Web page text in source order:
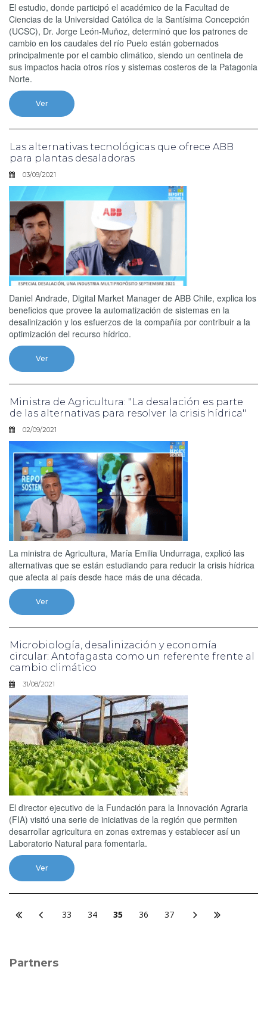
El estudio, donde participó el académico de la Facultad de
Ciencias de la Universidad Católica de la Santísima Concepción
(UCSC), Dr. Jorge León-Muñoz, determinó que los patrones de
cambio en los caudales del río Puelo están gobernados
principalmente por el cambio climático, siendo un centinela de
sus impactos hacia otros ríos y sistemas costeros de la Patagonia
Norte.
Ver
Las alternativas tecnológicas que ofrece ABB
para plantas desaladoras
03/09/2021
Daniel Andrade, Digital Market Manager de ABB Chile, explica los
beneficios que provee la automatización de sistemas en la
desalinización y los esfuerzos de la compañía por contribuir a la
optimización del recurso hídrico.
Ver
Ministra de Agricultura: "La desalación es parte
de las alternativas para resolver la crisis hídrica"
02/09/2021
La ministra de Agricultura, María Emilia Undurraga, explicó las
alternativas que se están estudiando para reducir la crisis hídrica
que afecta al país desde hace más de una década.
Ver
Microbiología, desalinización y economía
circular: Antofagasta como un referente frente al
cambio climático
31/08/2021
El director ejecutivo de la Fundación para la Innovación Agraria
(FIA) visitó una serie de iniciativas de la región que permiten
desarrollar agricultura en zonas extremas y establecer así un
Laboratorio Natural para fomentarla.
Ver
33 34 35 36 37
Partners